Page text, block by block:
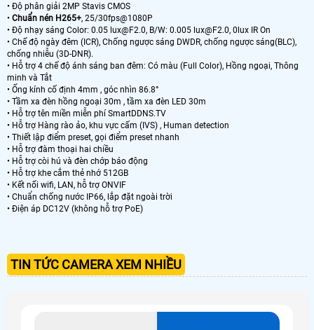
• Độ phân giải 2MP Stavis CMOS
• Chuẩn nén H265+, 25/30fps@1080P
• Độ nhạy sáng Color: 0.05 lux@F2.0, B/W: 0.005 lux@F2.0, 0lux IR On
• Chế độ ngày đêm (ICR), Chống ngược sáng DWDR, chống ngược sáng(BLC),
chống nhiễu (3D-DNR).
• Hỗ trợ 4 chế độ ánh sáng ban đêm: Có màu (Full Color), Hồng ngoại, Thông
minh và Tắt
• Ống kính cố định 4mm , góc nhìn 86.8°
• Tầm xa đèn hồng ngoại 30m , tầm xa đèn LED 30m
• Hỗ trợ tên miền miễn phí SmartDDNS.TV
• Hỗ trợ Hàng rào ảo, khu vực cấm (IVS) , Human detection
• Thiết lập điểm preset, gọi điểm preset nhanh
• Hỗ trợ đàm thoại hai chiều
• Hỗ trợ còi hú và đèn chớp báo động
• Hỗ trợ khe cắm thẻ nhớ 512GB
• Kết nối wifi, LAN, hỗ trợ ONVIF
• Chuẩn chống nước IP66, lắp đặt ngoài trời
• Điện áp DC12V (không hỗ trợ PoE)
TIN TỨC CAMERA XEM NHIỀU